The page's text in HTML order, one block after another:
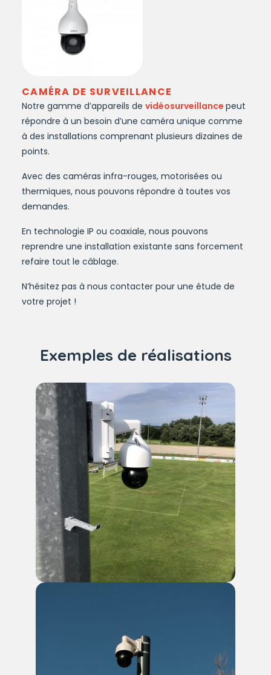
CAMÉRA DE SURVEILLANCE
Notre gamme d’appareils de vidéosurveillance peut
répondre à un besoin d’une caméra unique comme
à des installations comprenant plusieurs dizaines de
points.
Avec des caméras infra-rouges, motorisées ou
thermiques, nous pouvons répondre à toutes vos
demandes.
En technologie IP ou coaxiale, nous pouvons
reprendre une installation existante sans forcement
refaire tout le câblage.
N’hésitez pas à nous contacter pour une étude de
votre projet !
Exemples de réalisations